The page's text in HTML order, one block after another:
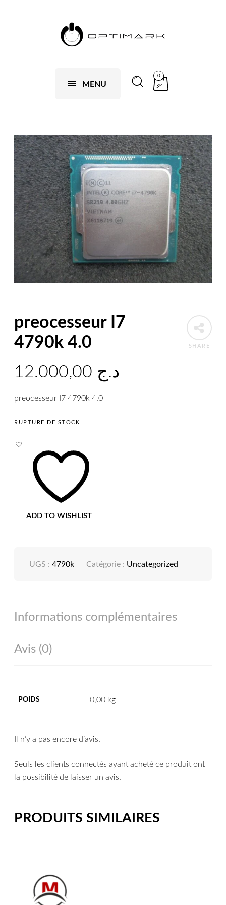
MENU
0
SHARE
preocesseur I7
4790k 4.0
د.ج
preocesseur I7 4790k 4.0
RUPTURE DE STOCK
ADD TO WISHLIST
UGS :4790k Catégorie : Uncategorized
Informations complémentaires
Avis (0)
POIDS 0,00 kg
Il n’y a pas encore d’avis.
Seuls les clients connectés ayant acheté ce produit ont
la possibilité de laisser un avis.
PRODUITS SIMILAIRES